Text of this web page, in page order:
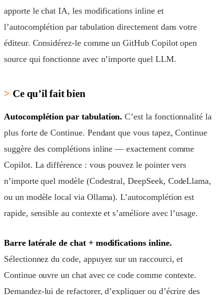
apporte le chat IA, les modifications inline et
l’autocomplétion par tabulation directement dans votre
éditeur. Considérez-le comme un GitHub Copilot open
source qui fonctionne avec n’importe quel LLM.
Ce qu’il fait bien
Autocomplétion par tabulation. C’est la fonctionnalité la
plus forte de Continue. Pendant que vous tapez, Continue
suggère des complétions inline — exactement comme
Copilot. La différence : vous pouvez le pointer vers
n’importe quel modèle (Codestral, DeepSeek, CodeLlama,
ou un modèle local via Ollama). L’autocomplétion est
rapide, sensible au contexte et s’améliore avec l’usage.
Barre latérale de chat + modifications inline.
Sélectionnez du code, appuyez sur un raccourci, et
Continue ouvre un chat avec ce code comme contexte.
Demandez-lui de refactorer, d’expliquer ou d’écrire des